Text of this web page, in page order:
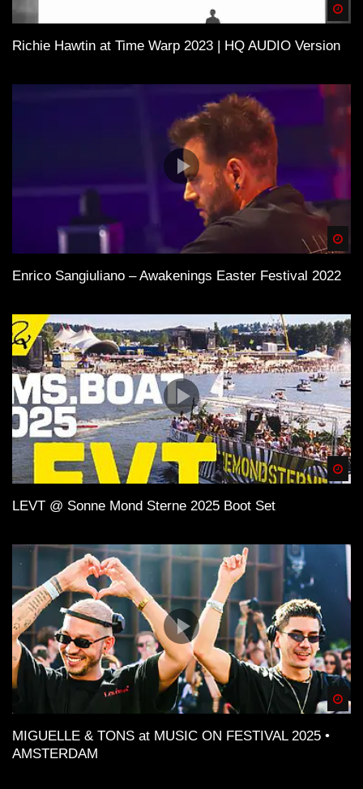
Richie Hawtin at Time Warp 2023 | HQ AUDIO Version
Enrico Sangiuliano – Awakenings Easter Festival 2022
LEVT @ Sonne Mond Sterne 2025 Boot Set
MIGUELLE & TONS at MUSIC ON FESTIVAL 2025 •
AMSTERDAM